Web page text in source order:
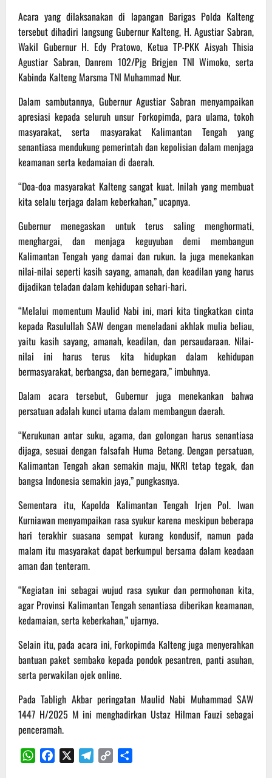
Acara yang dilaksanakan di lapangan Barigas Polda Kalteng
tersebut dihadiri langsung Gubernur Kalteng, H. Agustiar Sabran,
Wakil Gubernur H. Edy Pratowo, Ketua TP-PKK Aisyah Thisia
Agustiar Sabran, Danrem 102/Pjg Brigjen TNI Wimoko, serta
Kabinda Kalteng Marsma TNI Muhammad Nur.
Dalam sambutannya, Gubernur Agustiar Sabran menyampaikan
apresiasi kepada seluruh unsur Forkopimda, para ulama, tokoh
masyarakat, serta masyarakat Kalimantan Tengah yang
senantiasa mendukung pemerintah dan kepolisian dalam menjaga
keamanan serta kedamaian di daerah.
“Doa-doa masyarakat Kalteng sangat kuat. Inilah yang membuat
kita selalu terjaga dalam keberkahan,” ucapnya.
Gubernur menegaskan untuk terus saling menghormati,
menghargai, dan menjaga keguyuban demi membangun
Kalimantan Tengah yang damai dan rukun. Ia juga menekankan
nilai-nilai seperti kasih sayang, amanah, dan keadilan yang harus
dijadikan teladan dalam kehidupan sehari-hari.
“Melalui momentum Maulid Nabi ini, mari kita tingkatkan cinta
kepada Rasulullah SAW dengan meneladani akhlak mulia beliau,
yaitu kasih sayang, amanah, keadilan, dan persaudaraan. Nilai-
nilai ini harus terus kita hidupkan dalam kehidupan
bermasyarakat, berbangsa, dan bernegara,” imbuhnya.
Dalam acara tersebut, Gubernur juga menekankan bahwa
persatuan adalah kunci utama dalam membangun daerah.
“Kerukunan antar suku, agama, dan golongan harus senantiasa
dijaga, sesuai dengan falsafah Huma Betang. Dengan persatuan,
Kalimantan Tengah akan semakin maju, NKRI tetap tegak, dan
bangsa Indonesia semakin jaya,” pungkasnya.
Sementara itu, Kapolda Kalimantan Tengah Irjen Pol. Iwan
Kurniawan menyampaikan rasa syukur karena meskipun beberapa
hari terakhir suasana sempat kurang kondusif, namun pada
malam itu masyarakat dapat berkumpul bersama dalam keadaan
aman dan tenteram.
“Kegiatan ini sebagai wujud rasa syukur dan permohonan kita,
agar Provinsi Kalimantan Tengah senantiasa diberikan keamanan,
kedamaian, serta keberkahan,” ujarnya.
Selain itu, pada acara ini, Forkopimda Kalteng juga menyerahkan
bantuan paket sembako kepada pondok pesantren, panti asuhan,
serta perwakilan ojek online.
Pada Tabligh Akbar peringatan Maulid Nabi Muhammad SAW
1447 H/2025 M ini menghadirkan Ustaz Hilman Fauzi sebagai
penceramah.